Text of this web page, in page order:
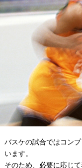
バスケの試合ではコン
います。
そのため、必要に応じ